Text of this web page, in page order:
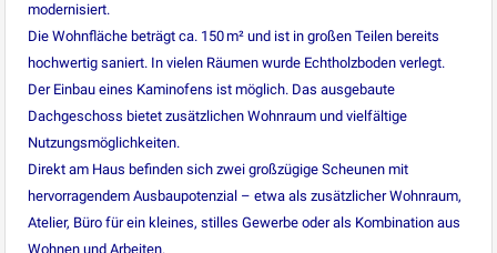
modernisiert.
Die Wohnfläche beträgt ca. 150 m² und ist in großen Teilen bereits
hochwertig saniert. In vielen Räumen wurde Echtholzboden verlegt.
Der Einbau eines Kaminofens ist möglich. Das ausgebaute
Dachgeschoss bietet zusätzlichen Wohnraum und vielfältige
Nutzungsmöglichkeiten.
Direkt am Haus befinden sich zwei großzügige Scheunen mit
hervorragendem Ausbaupotenzial – etwa als zusätzlicher Wohnraum,
Atelier, Büro für ein kleines, stilles Gewerbe oder als Kombination aus
Wohnen und Arbeiten.